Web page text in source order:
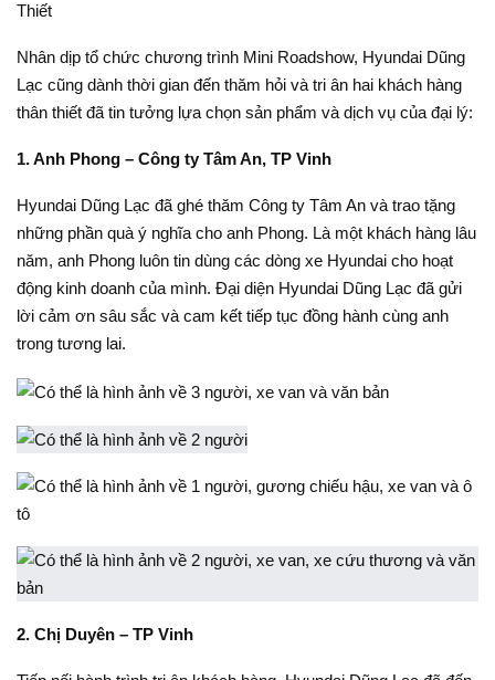
Thiết
Nhân dịp tổ chức chương trình Mini Roadshow, Hyundai Dũng
Lạc cũng dành thời gian đến thăm hỏi và tri ân hai khách hàng
thân thiết đã tin tưởng lựa chọn sản phẩm và dịch vụ của đại lý:
1. Anh Phong – Công ty Tâm An, TP Vinh
Hyundai Dũng Lạc đã ghé thăm Công ty Tâm An và trao tặng
những phần quà ý nghĩa cho anh Phong. Là một khách hàng lâu
năm, anh Phong luôn tin dùng các dòng xe Hyundai cho hoạt
động kinh doanh của mình. Đại diện Hyundai Dũng Lạc đã gửi
lời cảm ơn sâu sắc và cam kết tiếp tục đồng hành cùng anh
trong tương lai.
2. Chị Duyên – TP Vinh